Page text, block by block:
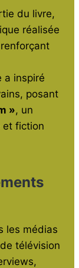
du livre,
réalisée
a inspiré
posant
», un
et fiction
les médias
télévision